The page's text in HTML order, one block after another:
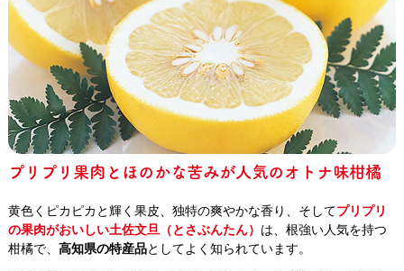
プリプリ果肉とほのかな苦みが人気のオトナ味柑橘
黄色くピカピカと輝く果皮、独特の爽やかな香り、そしてプリプリ
の果肉がおいしい土佐文旦（とさぶんたん） は、根強い人気を持つ
柑橘で、 高知県の特産品としてよく知られています。